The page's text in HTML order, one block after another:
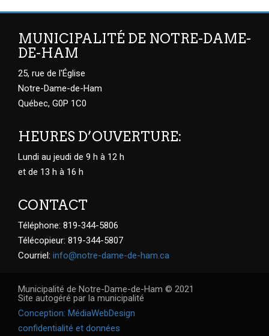
MUNICIPALITÉ DE NOTRE-DAME-
DE-HAM
25, rue de l'Église
Notre-Dame-de-Ham
Québec, G0P 1C0
HEURES D’OUVERTURE:
Lundi au jeudi de 9 h à 12 h
et de 13 h à 16 h
CONTACT
Téléphone: 819-344-5806
Télécopieur: 819-344-5807
Courriel: info@notre-dame-de-ham.ca
Municipalité de Notre-Dame-de-Ham © 2021
Site autogéré par la municipalité
Conception: MédiaWebDesign
confidentialité et données